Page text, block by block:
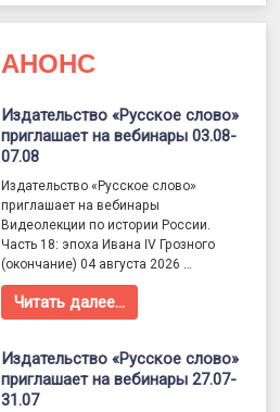
АНОНС
Издательство «Русское слово»
приглашает на вебинары 03.08-
07.08
Издательство «Русское слово»
приглашает на вебинары
Видеолекции по истории России.
Часть 18: эпоха Ивана IV Грозного
(окончание) 04 августа 2026 …
Читать далее…
Издательство «Русское слово»
приглашает на вебинары 27.07-
31.07